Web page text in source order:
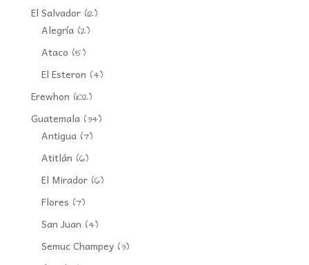
El Salvador(12)
Alegría(2)
Ataco (5)
El Esteron (4)
Erewhon (102)
Guatemala(34)
Antigua(7)
Atitlán (6)
El Mirador(6)
Flores (7)
San Juan (4)
Semuc Champey(3)